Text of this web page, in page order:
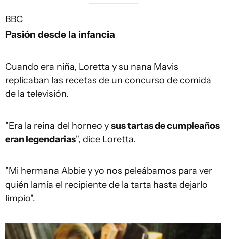
BBC
Pasión desde la infancia
Cuando era niña, Loretta y su nana Mavis
replicaban las recetas de un concurso de comida
de la televisión.
"Era la reina del horneo ysus tartas de cumpleaños
eran legendarias", dice Loretta.
"Mi hermana Abbie y yo nos peleábamos para ver
quién lamía el recipiente de la tarta hasta dejarlo
limpio".